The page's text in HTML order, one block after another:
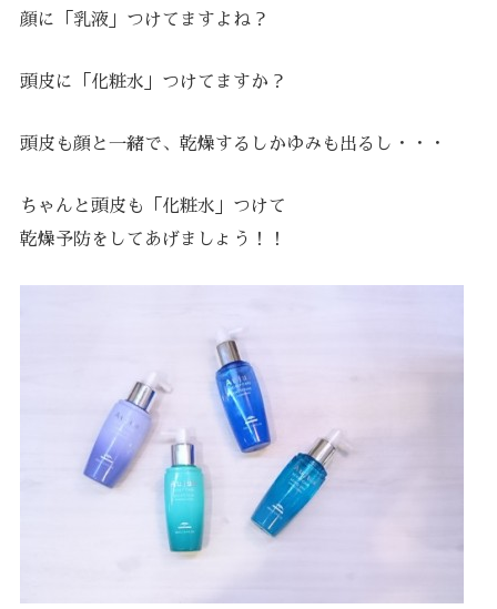
顔に「乳液」つけてますよね？
頭皮に「化粧水」つけてますか？
頭皮も顔と一緒で、乾燥するしかゆみも出るし・・・
ちゃんと頭皮も「化粧水」つけて
乾燥予防をしてあげましょう！！